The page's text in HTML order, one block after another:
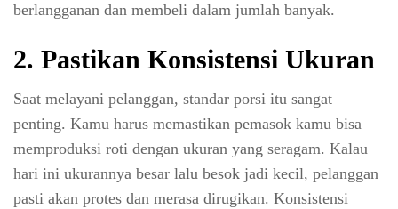
berlangganan dan membeli dalam jumlah banyak.
2. Pastikan Konsistensi Ukuran
Saat melayani pelanggan, standar porsi itu sangat
penting. Kamu harus memastikan pemasok kamu bisa
memproduksi roti dengan ukuran yang seragam. Kalau
hari ini ukurannya besar lalu besok jadi kecil, pelanggan
pasti akan protes dan merasa dirugikan. Konsistensi